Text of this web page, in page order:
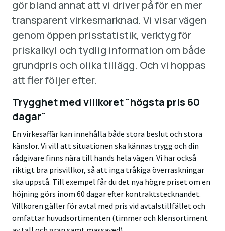
gör bland annat att vi driver på för en mer
transparent virkesmarknad. Vi visar vägen
genom öppen prisstatistik, verktyg för
priskalkyl och tydlig information om både
grundpris och olika tillägg. Och vi hoppas
att fler följer efter.
Trygghet med villkoret "högsta pris 60
dagar"
En virkesaffär kan innehålla både stora beslut och stora
känslor. Vi vill att situationen ska kännas trygg och din
rådgivare finns nära till hands hela vägen. Vi har också
riktigt bra prisvillkor, så att inga tråkiga överraskningar
ska uppstå. Till exempel får du det nya högre priset om en
höjning görs inom 60 dagar efter kontraktstecknandet.
Villkoren gäller för avtal med pris vid avtalstillfället och
omfattar huvudsortimenten (timmer och klensortiment